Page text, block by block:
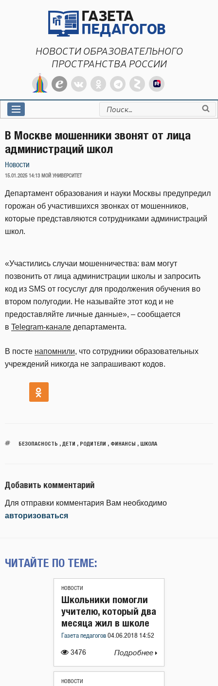
НОВОСТИ ОБРАЗОВАТЕЛЬНОГО
ПРОСТРАНСТВА РОССИИ
Искать:
В Москве мошенники звонят от лица
администраций школ
Новости
ОПУБЛИКОВАНО
15.01.2025 14:13 МОЙ УНИВЕРСИТЕТ
Департамент образования и науки Москвы предупредил
горожан об участившихся звонках от мошенников,
которые представляются сотрудниками администраций
школ.
«Участились случаи мошенничества: вам могут
позвонить от лица администрации школы и запросить
код из SMS от госуслуг для продолжения обучения во
втором полугодии. Не называйте этот код и не
предоставляйте личные данные», – сообщается
в Telegram-канале департамента.
В посте напомнили, что сотрудники образовательных
учреждений никогда не запрашивают кодов.
БЕЗОПАСНОСТЬ , ДЕТИ , РОДИТЕЛИ , ФИНАНСЫ , ШКОЛА
Добавить комментарий
Для отправки комментария Вам необходимо
авторизоваться
ЧИТАЙТЕ ПО ТЕМЕ:
НОВОСТИ
3476
Школьники помогли
учителю, который два
месяца жил в школе
Газета педагогов 04.06.2018 14:52
Подробнее
НОВОСТИ